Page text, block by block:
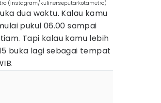
(instagram/kulinerseputarkotametro)
dua waktu. Kalau kamu
pukul 06.00 sampai
Tapi kalau kamu lebih
buka lagi sebagai tempat